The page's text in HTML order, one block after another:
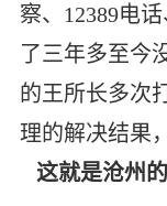
察、12389电
了三年多至今
的王所长多次
理的解决结果
这就是沧州